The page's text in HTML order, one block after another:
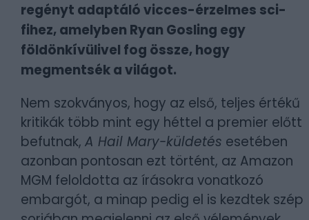
regényt adaptáló vicces-érzelmes sci-
fihez, amelyben Ryan Gosling egy
földönkívülivel fog össze, hogy
megmentsék a világot.
Nem szokványos, hogy az első, teljes értékű
kritikák több mint egy héttel a premier előtt
befutnak, A Hail Mary-küldetés esetében
azonban pontosan ezt történt, az Amazon
MGM feloldotta az írásokra vonatkozó
embargót, a minap pedig el is kezdtek szép